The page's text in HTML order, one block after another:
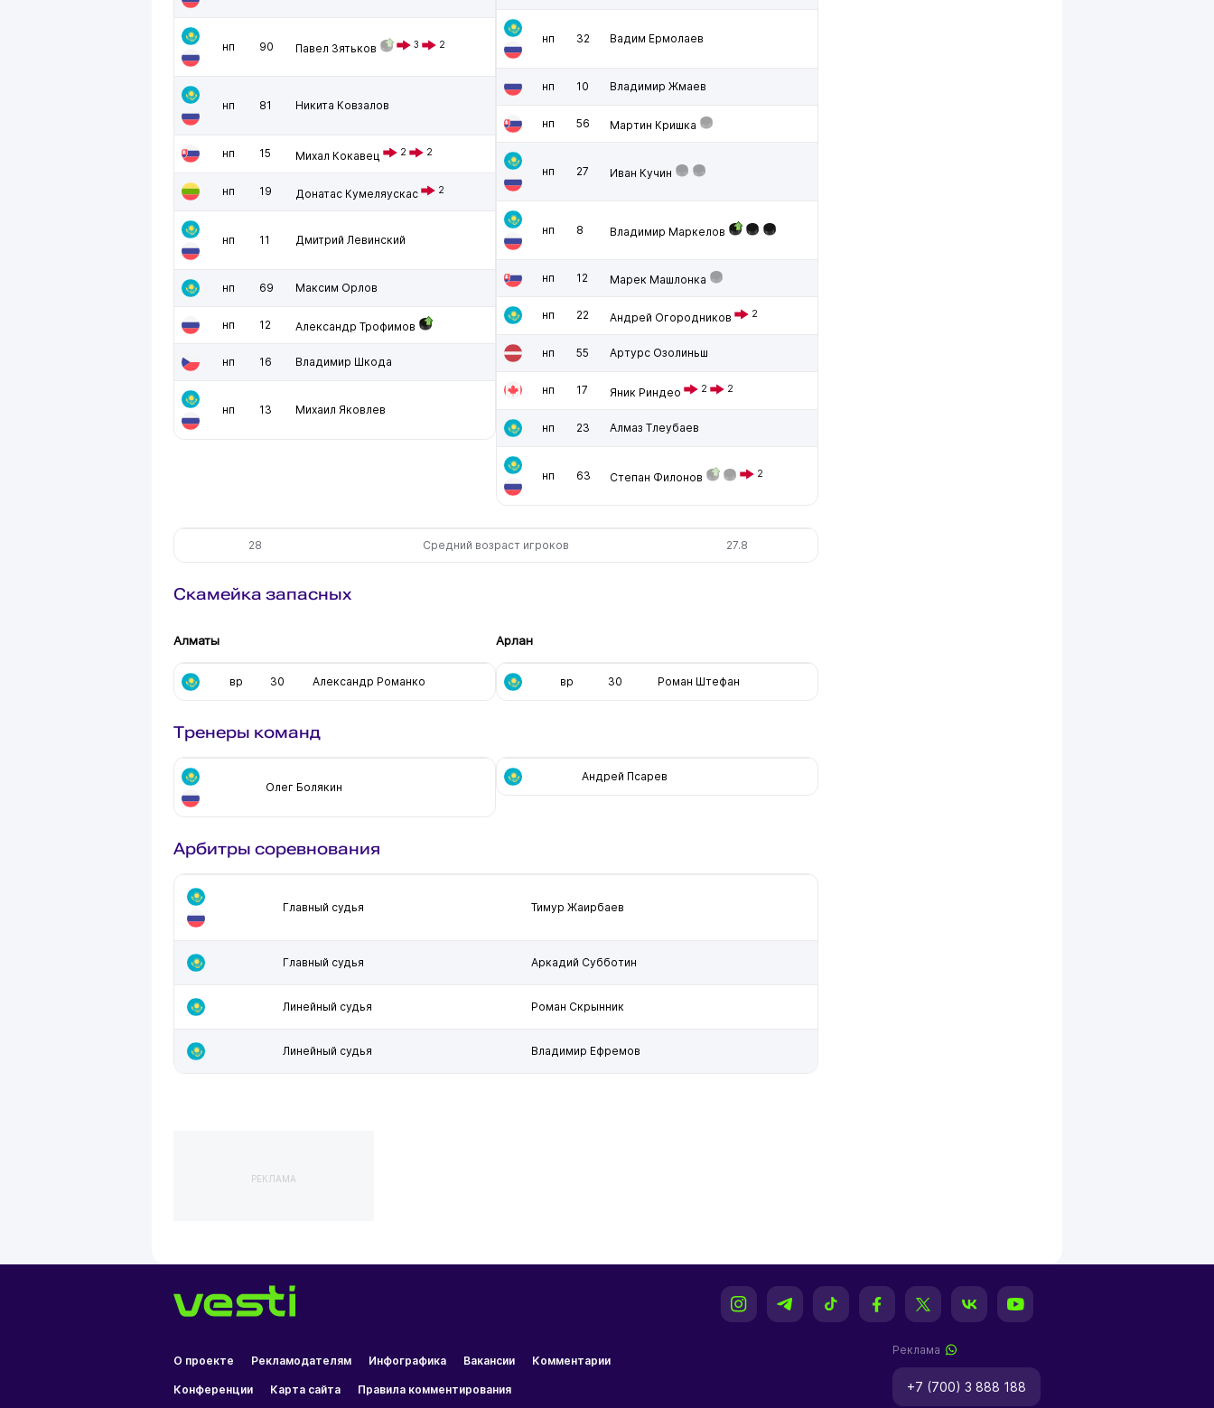
нп 90 Павел Зятьков 3 2
нп 81 Никита Ковзалов
нп 15 Михал Кокавец 2 2
нп 19 Донатас Кумеляускас 2
нп 11 Дмитрий Левинский
нп 69 Максим Орлов
нп 12 Александр Трофимов
нп 16 Владимир Шкода
нп 13 Михаил Яковлев
нп 32 Вадим Ермолаев
нп 10 Владимир Жмаев
нп 56 Мартин Кришка
нп 27 Иван Кучин
нп 8 Владимир Маркелов
нп 12 Марек Машлонка
нп 22 Андрей Огородников 2
нп 55 Артурс Озолиньш
нп 17 Яник Риндео 2 2
нп 23 Алмаз Тлеубаев
нп 63 Степан Филонов 2
28 Средний возраст игроков 27.8
Скамейка запасных
Алматы
вр 30 Александр Романко
Арлан
вр 30 Роман Штефан
Тренеры команд
Олег Болякин
Андрей Псарев
Арбитры соревнования
Главный судья Тимур Жаирбаев
Главный судья Аркадий Субботин
Линейный судья Роман Скрынник
Линейный судья Владимир Ефремов
РЕКЛАМА
О проекте Рекламодателям Инфографика Вакансии Комментарии
Конференции Карта сайта Правила комментирования
Реклама
+7 (700) 3 888 188